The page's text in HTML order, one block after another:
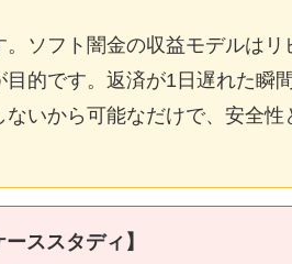
ソフト闇金の収益モデルは
的です。返済が1日遅れた瞬
いから可能なだけで、安全性
ススタディ】